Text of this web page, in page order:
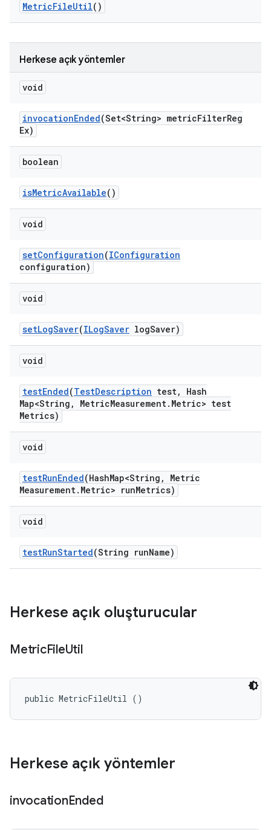
MetricFileUtil()
Herkese açık yöntemler
void
invocationEnded(Set<String> metricFilterReg
Ex)
boolean
isMetricAvailable()
void
setConfiguration(IConfiguration
configuration)
void
setLogSaver(ILogSaver logSaver)
void
testEnded(TestDescription test,
Hash
Map<String , MetricMeasurement. Metric> test
Metrics)
void
testRunEnded(HashMap<String ,
Metric
Measurement. Metric> runMetrics)
void
testRunStarted(String runName)
Herkese açık oluşturucular
MetricFileUtil
public MetricFileUtil ()
Herkese açık yöntemler
invocationEnded